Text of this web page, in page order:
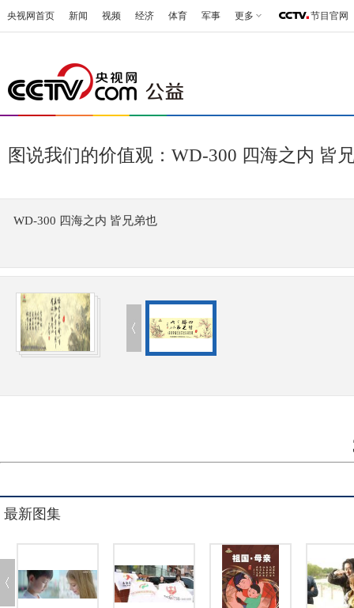
央视网首页 新闻 视频 经济 体育 军事 更多 节目官网
图说我们的价值观：WD-300 四海之内 皆
WD-300 四海之内 皆兄弟也
最新图集